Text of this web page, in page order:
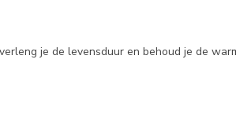
je de levensduur en behoud je de